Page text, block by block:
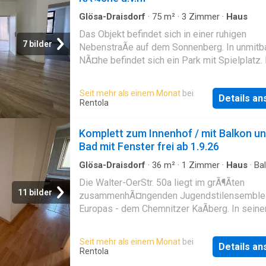
7 bilder
Glösa-Draisdorf · 75 m² · 3 Zimmer · Haus
Das Objekt befindet sich in einer ruhigen
NebenstraÃe auf dem Sonnenberg. In
NÃ¤he befindet sich ein Park mit Spielplatz.
nutzerfreundlicher Grundriss -Laminat in den
MietrÃ¤umen -gerÃ¤umiges Wohnzimmer -
gefliestes Bad mit Badewanne und WM-
unterkellert -Aufzug im Haus vorhanden
anrufen und Besichtigungstermin vereinbaren.
freuen uns auf Ihren Anruf. Anzahl der
2, Anzahl der Badezimmer: 1, 5 Etagen
Seit mehr als einem Monat bei
Rentola
Details
11 bilder
Komplett zum Innenhof / mit Balkon
Bad mit Fenster frei ab 1.9.26
Glösa-Draisdorf · 36 m² · 1 Zimmer · Haus ·
Die Walter-OerStr. 50a liegt im grÃ¶Ãten
zusammenhÃ¤ngenden Jugendstilensemble
Europas - dem Chemnitzer KaÃberg. In
KaÃberg als die beliebteste Wohnlage in
zum einen auf Grund der stilvollen,
und zum grÃ¶Ãten Teil bereits sanierten
Seit mehr als einem Monat bei
Rentola
Details